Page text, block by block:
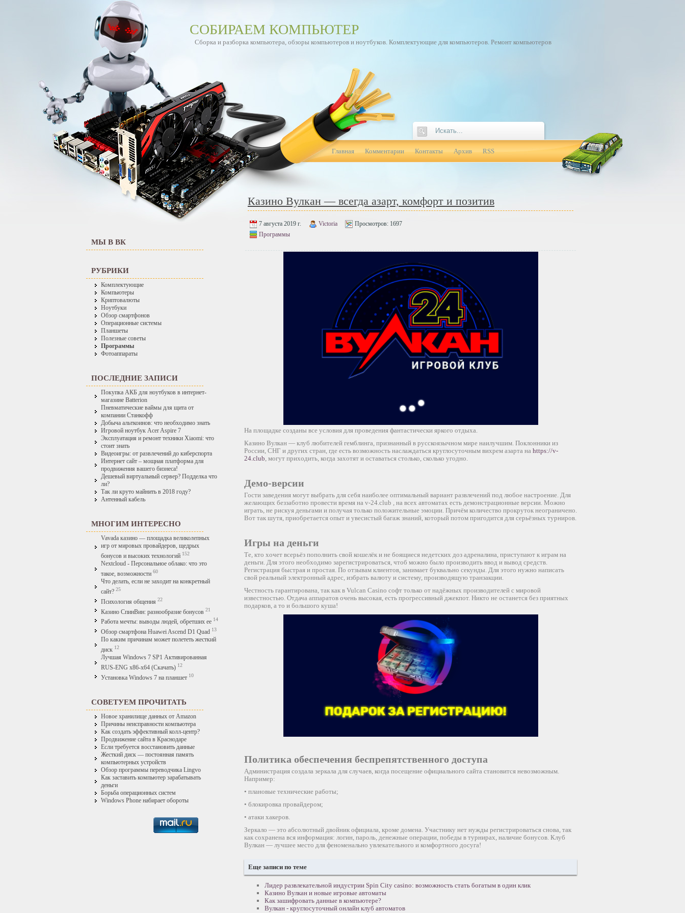
СОБИРАЕМ КОМПЬЮТЕР
Сборка и разборка компьютера, обзоры компьютеров и ноутбуков. Комплектующие для компьютеров. Ремонт компьютеров
Главная Комментарии Контакты Архив RSS
МЫ В ВК
РУБРИКИ
Комплектующие
Компьютеры
Криптовалюты
Ноутбуки
Обзор смартфонов
Операционные системы
Планшеты
Полезные советы
Программы
Фотоаппараты
ПОСЛЕДНИЕ ЗАПИСИ
Покупка АКБ для ноутбуков в интернет-
магазине Batterion
Пневматические ваймы для щита от
компании Станкофф
Добыча альткоинов: что необходимо знать
Игровой ноутбук Acer Aspire 7
Эксплуатация и ремонт техники Xiaomi: что
стоит знать
Видеоигры: от развлечений до киберспорта
Интернет сайт – мощная платформа для
продвижения вашего бизнеса!
Дешевый виртуальный сервер? Подделка что
ли?
Так ли круто майнить в 2018 году?
Антенный кабель
МНОГИМ ИНТЕРЕСНО
Vavada казино — площадка великолепных
игр от мировых провайдеров, щедрых
бонусов и высоких технологий 152
Nextcloud - Персональное облако: что это
такое, возможности 60
Что делать, если не заходит на конкретный
сайт? 25
Психология общения 22
Казино СпинВин: разнообразие бонусов 21
Работа мечты: выводы людей, обретших ее 14
Обзор смартфона Huawei Ascend D1 Quad 13
По каким причинам может полететь жесткий
диск 12
Лучшая Windows 7 SP1 Активированная
RUS-ENG x86-x64 (Скачать) 12
Установка Windows 7 на планшет 10
СОВЕТУЕМ ПРОЧИТАТЬ
Новое хранилище данных от Amazon
Причины неисправности компьютера
Как создать эффективный колл-центр?
Продвижение сайта в Краснодаре
Если требуется восстановить данные
Жесткий диск — постоянная память
компьютерных устройств
Обзор программы переводчика Lingvo
Как заставить компьютер зарабатывать
деньги
Борьба операционных систем
Windows Phone набирает обороты
Казино Вулкан — всегда азарт, комфорт и позитив
7 августа 2019 г. Victoria Просмотров: 1697
Программы
На площадке созданы все условия для проведения фантастически яркого отдыха.
Казино Вулкан — клуб любителей гемблинга, признанный в русскоязычном мире наилучшим. Поклонники из
России, СНГ и других стран, где есть возможность наслаждаться круглосуточным вихрем азарта на https://v-
24.club , могут приходить, когда захотят и оставаться столько, сколько угодно.
Демо-версии
Гости заведения могут выбрать для себя наиболее оптимальный вариант развлечений под любое настроение. Для
желающих беззаботно провести время на v-24.club , на всех автоматах есть демонстрационные версии. Можно
играть, не рискуя деньгами и получая только положительные эмоции. Причём количество прокруток неограничено.
Вот так шутя, приобретается опыт и увесистый багаж знаний, который потом пригодится для серьёзных турниров.
Игры на деньги
Те, кто хочет всерьёз пополнить свой кошелёк и не боящиеся недетских доз адреналина, приступают к играм на
деньги. Для этого необходимо зарегистрироваться, чтоб можно было производить ввод и вывод средств.
Регистрация быстрая и простая. По отзывам клиентов, занимает буквально секунды. Для этого нужно написать
свой реальный электронный адрес, избрать валюту и систему, производящую транзакции.
Честность гарантирована, так как в Vulcan Casino софт только от надёжных производителей с мировой
известностью. Отдача аппаратов очень высокая, есть прогрессивный джекпот. Никто не останется без приятных
подарков, а то и большого куша!
Политика обеспечения беспрепятственного доступа
Администрация создала зеркала для случаев, когда посещение официального сайта становится невозможным.
Например:
• плановые технические работы;
• блокировка провайдером;
• атаки хакеров.
Зеркало — это абсолютный двойник официала, кроме домена. Участнику нет нужды регистрироваться снова, так
как сохранена вся информация: логин, пароль, денежные операции, победы в турнирах, наличие бонусов. Клуб
Вулкан — лучшее место для феноменально увлекательного и комфортного досуга!
Еще записи по теме
Лидер развлекательной индустрии Spin City casino: возможность стать богатым в один клик
Казино Вулкан и новые игровые автоматы
Как зашифровать данные в компьютере?
Вулкан - круглосуточный онлайн клуб автоматов